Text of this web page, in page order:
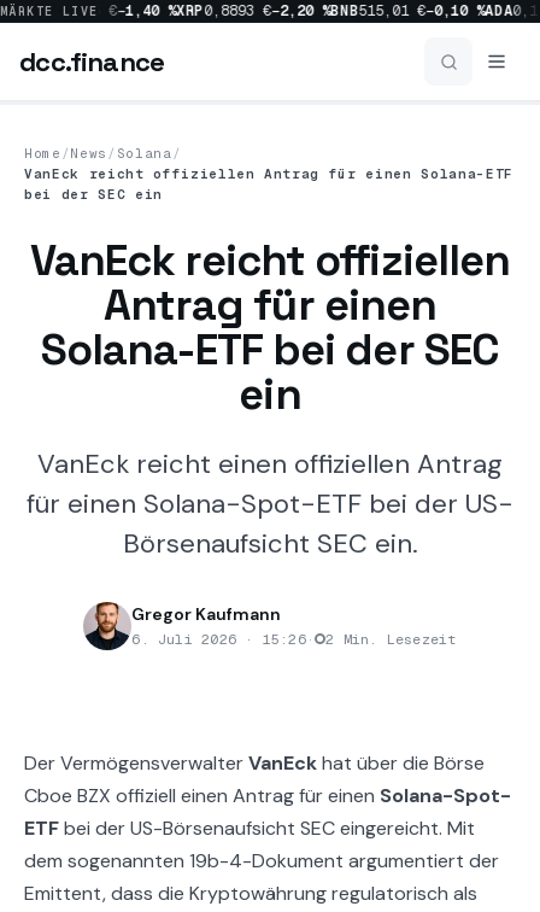
MÄRKTE LIVE
%SOL63,05 € −1,40 % XRP0,8893 € −2,20 % BNB515,01 € −0,10 % ADA
dcc.finance
Home / News / Solana/
VanEck reicht offiziellen Antrag für einen Solana-ETF
bei der SEC ein
VanEck reicht offiziellen
Antrag für einen
Solana-ETF bei der SEC
ein
VanEck reicht einen offiziellen Antrag
für einen Solana-Spot-ETF bei der US-
Börsenaufsicht SEC ein.
Gregor Kaufmann
6. Juli 2026 · 15:26· 2 Min. Lesezeit
Der VermögensverwalterVanEckhat über die Börse
Cboe BZX offiziell einen Antrag für einen Solana-Spot-
ETFbei der US-Börsenaufsicht SEC eingereicht. Mit
dem sogenannten 19b-4-Dokument argumentiert der
Emittent, dass die Kryptowährung regulatorisch als
dcc.finance
News
Alle News
Bitcoin 515
227